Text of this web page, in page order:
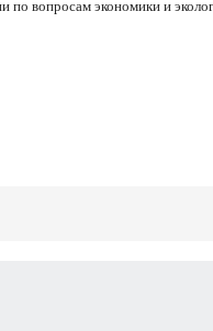
по вопросам экономики и